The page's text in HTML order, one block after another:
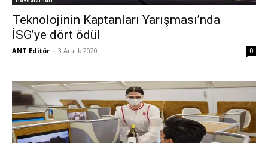
Teknolojinin Kaptanları Yarışması’nda
İSG’ye dört ödül
ANT Editör - 3 Aralık 2020 0